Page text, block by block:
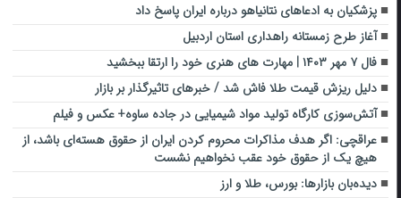
پزشکیان به ادعا‌های نتانیاهو درباره ایران پاسخ داد
آغاز طرح زمستانه راهداری استان اردبیل
فال ۷ مهر ۱۴۰۳ | مهارت های هنری خود را ارتقا ببخشید
دلیل ریزش قیمت طلا فاش شد / خبرهای تاثیرگذار بر بازار
آتش‌سوزی کارگاه تولید مواد شیمیایی در جاده ساوه+ عکس و فیلم
عراقچی: اگر هدف مذاکرات محروم کردن ایران از حقوق هسته‌ای باشد، از
هیچ یک از حقوق خود عقب نخواهیم نشست
دیده‌بان بازارها: بورس، طلا و ارز